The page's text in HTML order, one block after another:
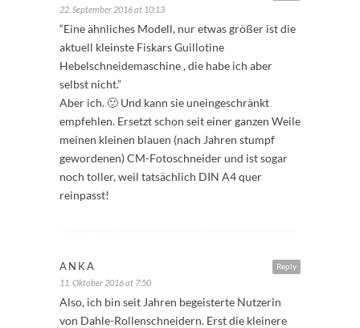
22. September 2016 at 10:13
“Eine ähnliches Modell, nur etwas größer ist die
aktuell kleinste Fiskars Guillotine
Hebelschneidemaschine , die habe ich aber
selbst nicht.”
Aber ich. 🙂 Und kann sie uneingeschränkt
empfehlen. Ersetzt schon seit einer ganzen Weile
meinen kleinen blauen (nach Jahren stumpf
gewordenen) CM-Fotoschneider und ist sogar
noch toller, weil tatsächlich DIN A4 quer
reinpasst!
Reply
ANKA
11. Oktober 2016 at 7:50
Also, ich bin seit Jahren begeisterte Nutzerin
von Dahle-Rollenschneidern. Erst die kleinere